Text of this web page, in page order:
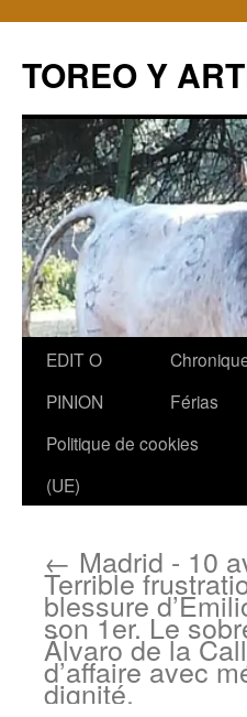
TOREO Y
Aller
contenu
EDIT O
PINION
Férias
Politique de cookies
(UE)
← Madrid - 10
Terrible
blessure
son 1er. Le
Álvaro de la
d’affaire avec
dignité.